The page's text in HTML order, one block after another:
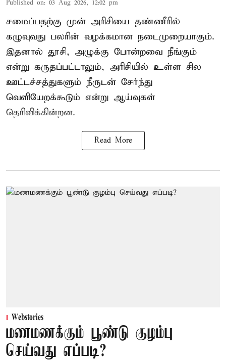
Published on: 03 Aug 2026, 12:02 pm
சமைப்பதற்கு முன் அரிசியை தண்ணீரில்
கழுவுவது பலரின் வழக்கமான நடைமுறையாகும்.
இதனால் தூசி, அழுக்கு போன்றவை நீங்கும்
என்று கருதப்பட்டாலும், அரிசியில் உள்ள சில
ஊட்டச்சத்துகளும் நீருடன் சேர்ந்து
வெளியேறக்கூடும் என்று ஆய்வுகள்
தெரிவிக்கின்றன.
Read More
Webstories
மணமணக்கும் பூண்டு குழம்பு
செய்வது எப்படி?